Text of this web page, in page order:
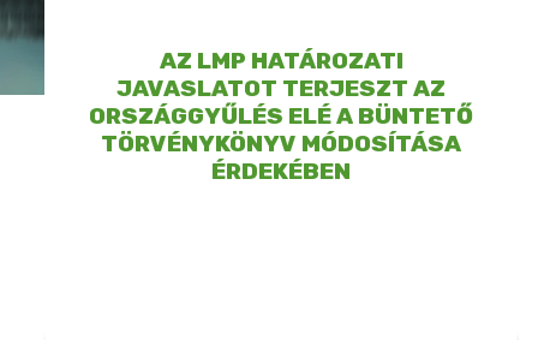
AZ LMP HATÁROZATI
JAVASLATOT TERJESZT AZ
ORSZÁGGYŰLÉS ELÉ A BÜNTETŐ
TÖRVÉNYKÖNYV MÓDOSÍTÁSA
ÉRDEKÉBEN